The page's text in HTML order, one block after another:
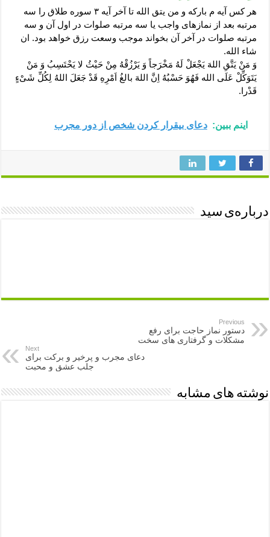
هر کس آیه م بارکه و من یتق الله تا آخر آیه ۳ سوره طلاق را سه
مرتبه بعد از نمازهای واجب یا سه مرتبه صلوات در اول آن و سه
مرتبه صلوات در آخر آن بخواند موجب وسعت رزق خواهد بود. ان
شاء الله.
وَ مَنْ یَتَّقِ اللهَ یَجْعَلْ لَهُ مَخْرَجاً وَ یَرْزُقْهُ مِنْ حَیْثُ لا یَحْتَسِبُ وَ مَنْ
یَتَوَکِّلْ عَلَی الله فَهُوَ حَسْبُهُ اِنَّ اللهَ بالغُ اَمْرِهِ قَدْ جَعَلَ اللهُ لِکُلِّ شَیْءٍ
قَدْرا.
اینم ببین: دعای بیقرار کردن شخص از دور مجرب
درباره‌ی سید
Previous
دستور نماز حاجت برای رفع
مشکلات و گرفتاری های سخت
Next
دعای مجرب و پرخیر و برکت برای
جلب عشق و محبت
نوشته های مشابه